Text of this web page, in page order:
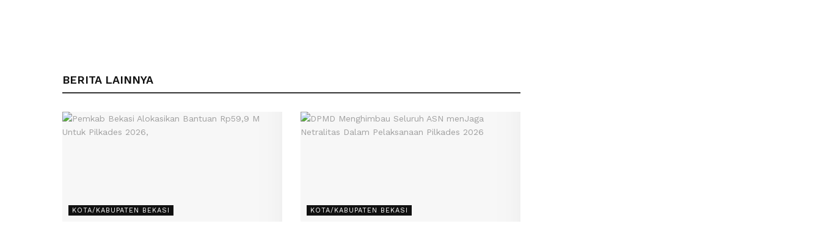
BERITA LAINNYA
KOTA/KABUPATEN BEKASI KOTA/KABUPATEN BEKASI